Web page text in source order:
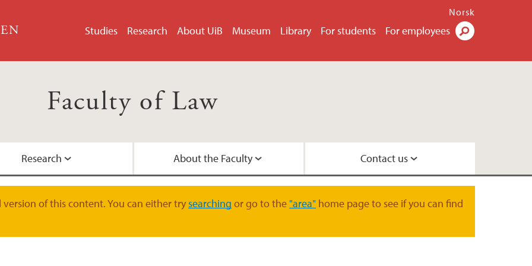
Studies Research About UiB Museum Library For students For employees
Norsk
Faculty of Law
Research About the Faculty Contact us
of this content. You can either trysearching or go to the "area" home page to see if you can find